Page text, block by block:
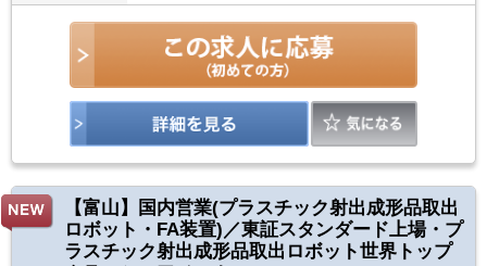
【富山】国内営業(プラスチック射出成形品取出
ロボット・FA装置)／東証スタンダード上場・プ
ラスチック射出成形品取出ロボット世界トップ